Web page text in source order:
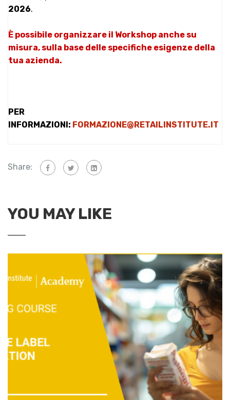
2026.
È possibile organizzare il Workshop anche su
misura, sulla base delle specifiche esigenze della
tua azienda.
PER
INFORMAZIONI: FORMAZIONE@RETAILINSTITUTE.IT
Share:
YOU MAY LIKE